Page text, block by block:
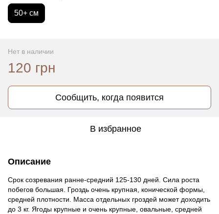
50+ см
Нет в наличии
120 грн
Сообщить, когда появится
В избранное
Описание
Срок созревания ранне-средний 125-130 дней. Сила роста
побегов большая. Гроздь очень крупная, конической формы,
средней плотности. Масса отдельных гроздей может доходить
до 3 кг. Ягоды крупные и очень крупные, овальные, средней